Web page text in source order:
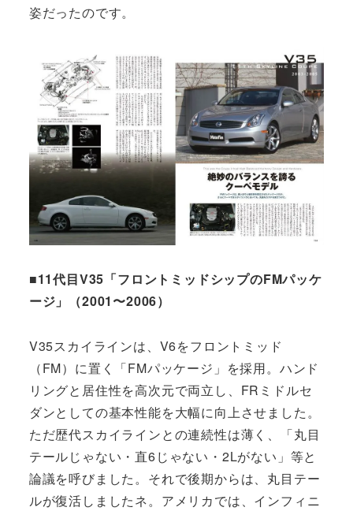
姿だったのです。
■11代目V35「フロントミッドシップのFMパッケ
ージ」（2001〜2006）
V35スカイラインは、V6をフロントミッド
（FM）に置く「FMパッケージ」を採用。ハンド
リングと居住性を高次元で両立し、FRミドルセ
ダンとしての基本性能を大幅に向上させました。
ただ歴代スカイラインとの連続性は薄く、「丸目
テールじゃない・直6じゃない・2Lがない」等と
論議を呼びました。それで後期からは、丸目テー
ルが復活しましたネ。アメリカでは、インフィニ